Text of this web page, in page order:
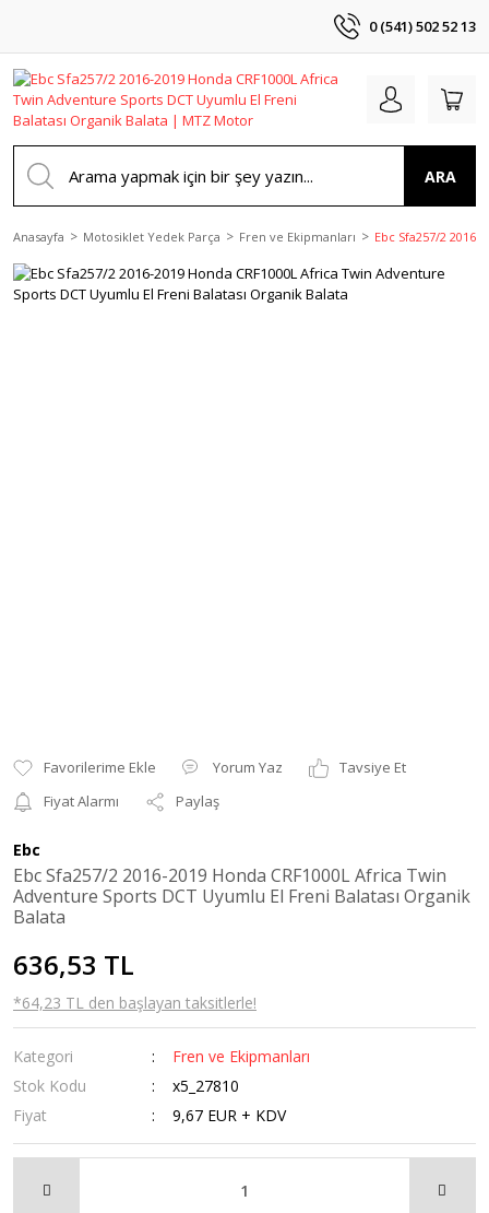
0 (541) 502 52 13
ARA
Anasayfa Motosiklet Yedek Parça Fren ve Ekipmanları Ebc Sfa257/2
Yorum Yaz
Tavsiye Et
Fiyat Alarmı
Paylaş
Ebc
Ebc Sfa257/2 2016-2019 Honda CRF1000L Africa Twin
Adventure Sports DCT Uyumlu El Freni Balatası Organik
Balata
636,53 TL
*64,23 TL den başlayan taksitlerle!
Kategori
Fren ve Ekipmanları
Stok Kodu
x5_27810
Fiyat
9,67 EUR + KDV